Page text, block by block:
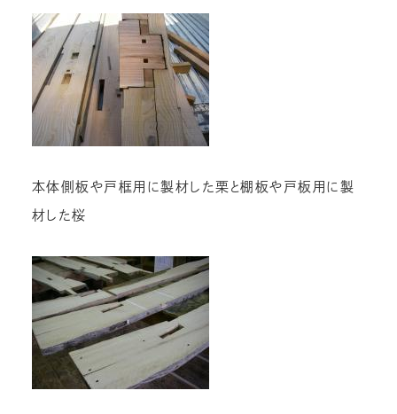
本体側板や戸框用に製材した栗と棚板や戸板用に製
材した桜